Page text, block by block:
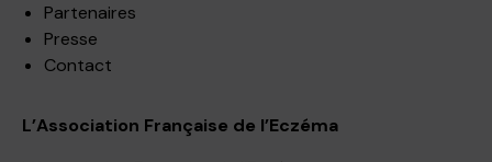
Partenaires
Presse
Contact
L’Association Française de l’Eczéma